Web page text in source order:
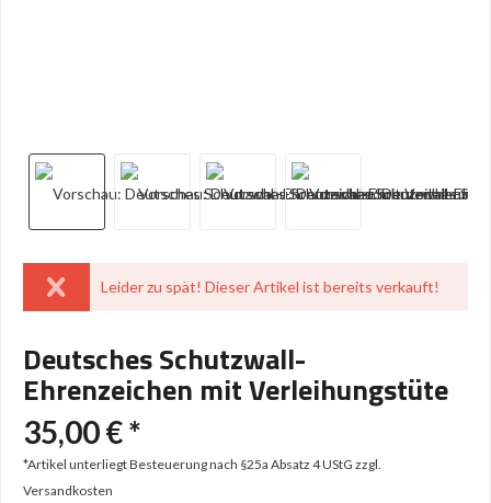
Leider zu spät! Dieser Artikel ist bereits verkauft!
Deutsches Schutzwall-
Ehrenzeichen mit Verleihungstüte
35,00 € *
*Artikel unterliegt Besteuerung nach §25a Absatz 4 UStG zzgl.
Versandkosten